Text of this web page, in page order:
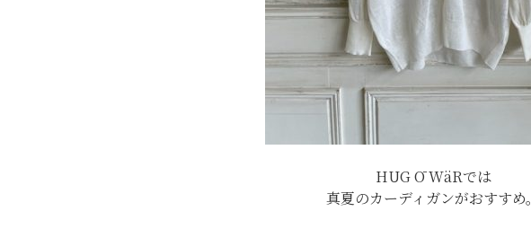
HUG Ō WäRでは
真夏のカーディガンがおすすめ。